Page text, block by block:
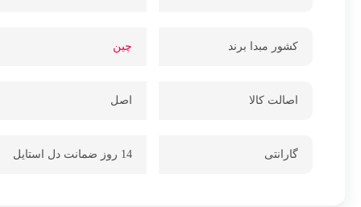
کشور مبدا برند چین
اصالت کالا اصل
گارانتی 14 روز ضمانت دل استایل